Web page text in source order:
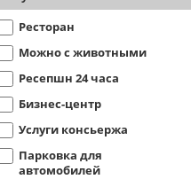
Ресторан
Можно с животными
Ресепшн 24 часа
Бизнес-центр
Услуги консьержа
Парковка для
автомобилей